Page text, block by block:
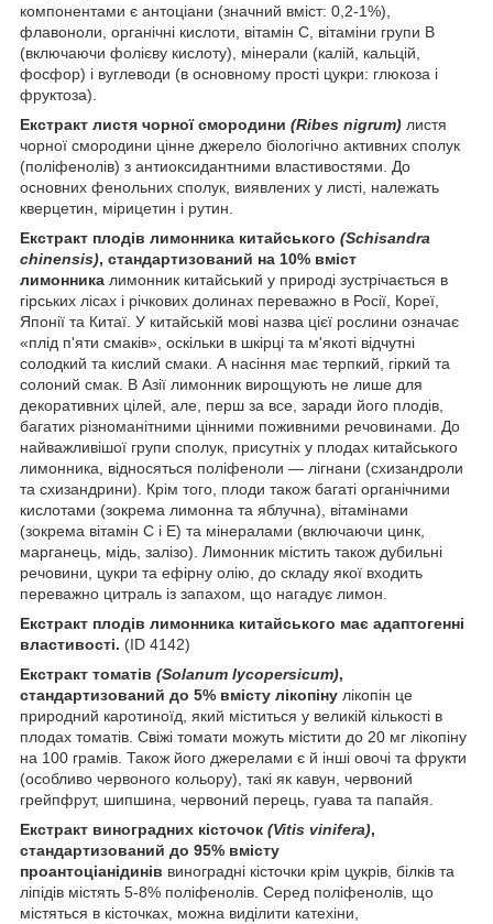
компонентами є антоціани (значний вміст: 0,2-1%),
флавоноли, органічні кислоти, вітамін С, вітаміни групи В
(включаючи фолієву кислоту), мінерали (калій, кальцій,
фосфор) і вуглеводи (в основному прості цукри: глюкоза і
фруктоза).
Екстракт листя чорної смородини (Ribes nigrum) листя
чорної смородини цінне джерело біологічно активних сполук
(поліфенолів) з антиоксидантними властивостями. До
основних фенольних сполук, виявлених у листі, належать
кверцетин, мірицетин і рутин.
Екстракт плодів лимонника китайського (Schisandra
chinensis), стандартизований на 10% вміст
лимонника лимонник китайський у природі зустрічається в
гірських лісах і річкових долинах переважно в Росії, Кореї,
Японії та Китаї. У китайській мові назва цієї рослини означає
«плід п'яти смаків», оскільки в шкірці та м'якоті відчутні
солодкий та кислий смаки. А насіння має терпкий, гіркий та
солоний смак. В Азії лимонник вирощують не лише для
декоративних цілей, але, перш за все, заради його плодів,
багатих різноманітними цінними поживними речовинами. До
найважливішої групи сполук, присутніх у плодах китайського
лимонника, відносяться поліфеноли — лігнани (схизандроли
та схизандрини). Крім того, плоди також багаті органічними
кислотами (зокрема лимонна та яблучна), вітамінами
(зокрема вітамін С і Е) та мінералами (включаючи цинк,
марганець, мідь, залізо). Лимонник містить також дубильні
речовини, цукри та ефірну олію, до складу якої входить
переважно цитраль із запахом, що нагадує лимон.
Екстракт плодів лимонника китайського має адаптогенні
властивості. (ID 4142)
Екстракт томатів (Solanum lycopersicum),
стандартизований до 5% вмісту лікопіну лікопін це
природний каротиноїд, який міститься у великій кількості в
плодах томатів. Свіжі томати можуть містити до 20 мг лікопіну
на 100 грамів. Також його джерелами є й інші овочі та фрукти
(особливо червоного кольору), такі як кавун, червоний
грейпфрут, шипшина, червоний перець, гуава та папайя.
Екстракт виноградних кісточок (Vitis vinifera),
стандартизований до 95% вмісту
проантоціанідинів виноградні кісточки крім цукрів, білків та
ліпідів містять 5-8% поліфенолів. Серед поліфенолів, що
містяться в кісточках, можна виділити катехіни,